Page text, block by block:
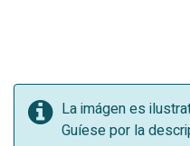
La imágen es
Guíese por la